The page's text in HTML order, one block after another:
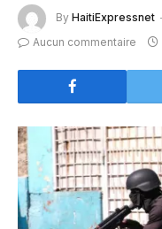
By HaitiExpressnet
Aucun commentaire